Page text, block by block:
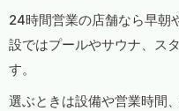
24時間営業の店舗なら早朝
設ではプールやサウナ、ス
す。
選ぶときは設備や営業時間